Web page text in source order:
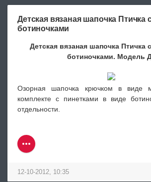
Детская вязаная шапочка Птичка
ботиночками
Детская вязаная шапочка Птичка
ботиночками. Модель
Озорная шапочка крючком в виде
комплекте с пинетками в виде
отдельности.
12-10-2012, 10:35